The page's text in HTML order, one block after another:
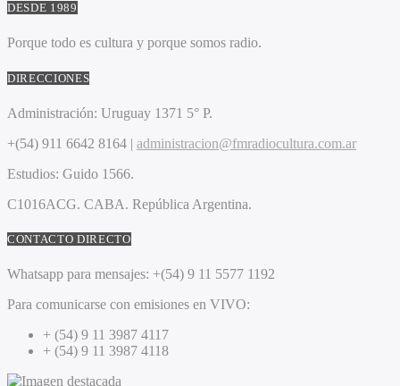
DESDE 1989
Porque todo es cultura y porque somos radio.
DIRECCIONES
Administración: Uruguay 1371 5° P.
+(54) 911 6642 8164 | administracion@fmradiocultura.com.ar
Estudios: Guido 1566.
C1016ACG. CABA. República Argentina.
CONTACTO DIRECTO
Whatsapp para mensajes: +(54) 9 11 5577 1192
Para comunicarse con emisiones en VIVO:
+ (54) 9 11 3987 4117
+ (54) 9 11 3987 4118